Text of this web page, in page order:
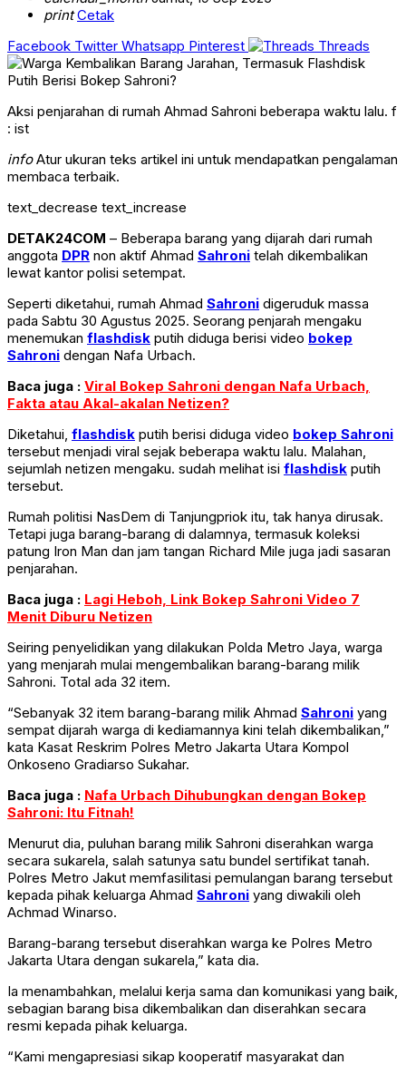
print Cetak
Facebook Twitter Whatsapp Pinterest Threads
Aksi penjarahan di rumah Ahmad Sahroni beberapa waktu lalu. f
: ist
infoAtur ukuran teks artikel ini untuk mendapatkan pengalaman
membaca terbaik.
text_decrease text_increase
DETAK24COM – Beberapa barang yang dijarah dari rumah
anggota DPR non aktif Ahmad Sahroni telah dikembalikan
lewat kantor polisi setempat.
Seperti diketahui, rumah Ahmad Sahroni digeruduk massa
pada Sabtu 30 Agustus 2025. Seorang penjarah mengaku
menemukan flashdisk putih diduga berisi video bokep
Sahroni dengan Nafa Urbach.
Baca juga : Viral Bokep Sahroni dengan Nafa Urbach,
Fakta atau Akal-akalan Netizen?
Diketahui, flashdisk putih berisi diduga video bokep Sahroni
tersebut menjadi viral sejak beberapa waktu lalu. Malahan,
sejumlah netizen mengaku. sudah melihat isi flashdisk putih
tersebut.
Rumah politisi NasDem di Tanjungpriok itu, tak hanya dirusak.
Tetapi juga barang-barang di dalamnya, termasuk koleksi
patung Iron Man dan jam tangan Richard Mile juga jadi sasaran
penjarahan.
Baca juga : Lagi Heboh, Link Bokep Sahroni Video 7
Menit Diburu Netizen
Seiring penyelidikan yang dilakukan Polda Metro Jaya, warga
yang menjarah mulai mengembalikan barang-barang milik
Sahroni. Total ada 32 item.
“Sebanyak 32 item barang-barang milik Ahmad Sahroni yang
sempat dijarah warga di kediamannya kini telah dikembalikan,”
kata Kasat Reskrim Polres Metro Jakarta Utara Kompol
Onkoseno Gradiarso Sukahar.
Baca juga : Nafa Urbach Dihubungkan dengan Bokep
Sahroni: Itu Fitnah!
Menurut dia, puluhan barang milik Sahroni diserahkan warga
secara sukarela, salah satunya satu bundel sertifikat tanah.
Polres Metro Jakut memfasilitasi pemulangan barang tersebut
kepada pihak keluarga Ahmad Sahroni yang diwakili oleh
Achmad Winarso.
Barang-barang tersebut diserahkan warga ke Polres Metro
Jakarta Utara dengan sukarela,” kata dia.
Ia menambahkan, melalui kerja sama dan komunikasi yang baik,
sebagian barang bisa dikembalikan dan diserahkan secara
resmi kepada pihak keluarga.
“Kami mengapresiasi sikap kooperatif masyarakat dan